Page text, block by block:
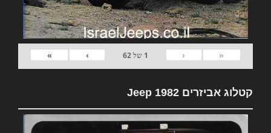
«
‹
1 של62
›
»
קטלוג אביזרים 1982 Jeep